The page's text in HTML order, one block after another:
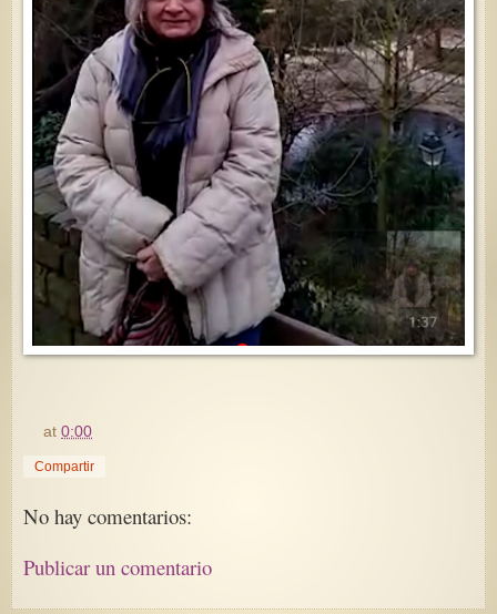
at0:00
Compartir
No hay comentarios:
Publicar un comentario